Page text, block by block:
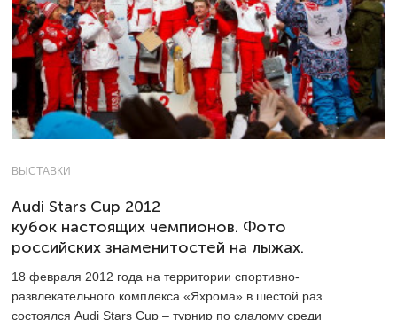
ВЫСТАВКИ
Audi Stars Cup 2012
кубок настоящих чемпионов. Фото
российских знаменитостей на лыжах.
18 февраля 2012 года на территории спортивно-
развлекательного комплекса «Яхрома» в шестой раз
состоялся Audi Stars Cup – турнир по слалому среди